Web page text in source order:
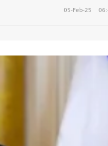
05-Feb-25